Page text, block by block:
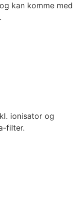
kan komme med
ionisator og
filter.